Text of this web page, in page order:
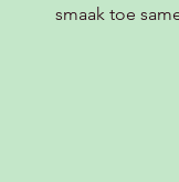
smaak toe